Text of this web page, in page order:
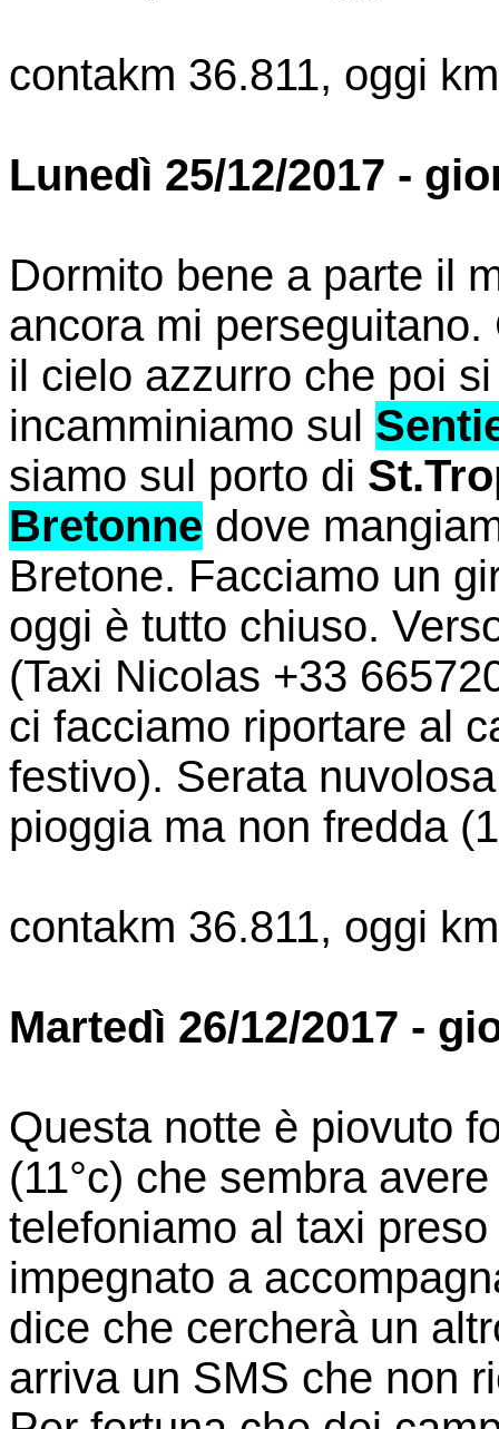
contakm 36.811, oggi
Lunedì 25/12/2017 -
Dormito bene a parte il
ancora mi
il cielo azzurro che poi
incamminiamo sul
siamo sul porto di
Bretonne dove
Bretone. Facciamo un
oggi è tutto chiuso.
(Taxi Nicolas +33
ci facciamo riportare al
festivo). Serata
pioggia ma non fredda
contakm 36.811, oggi
Martedì 26/12/2017 -
Questa notte è piovuto
(11°c) che sembra
telefoniamo al taxi
impegnato a
dice che cercherà un
arriva un SMS che non